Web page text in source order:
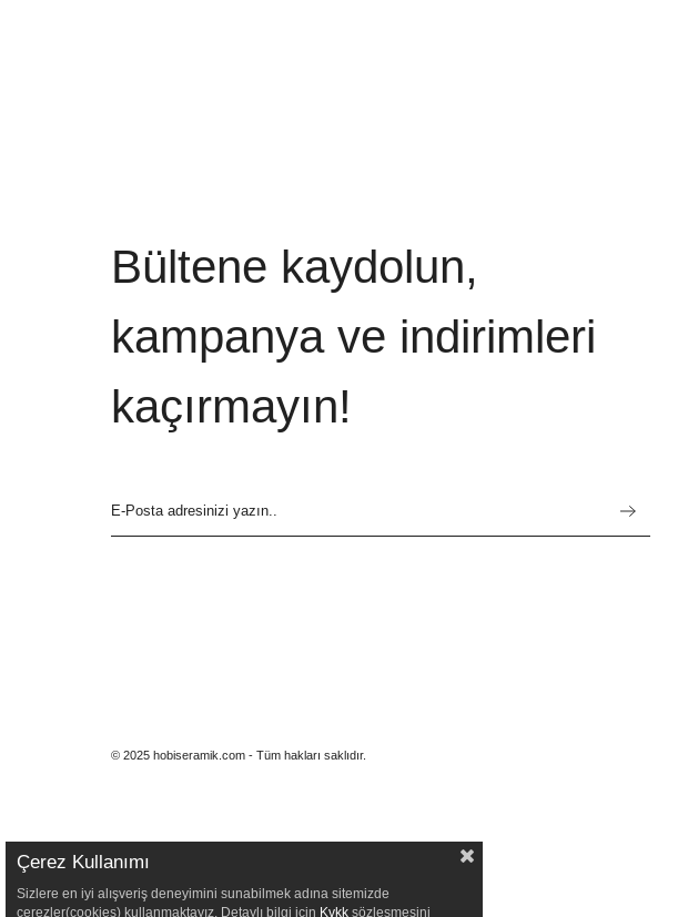
Bültene kaydolun,
kampanya ve indirimleri
kaçırmayın!
© 2025 hobiseramik.com - Tüm hakları saklıdır.
Çerez Kullanımı
Sizlere en iyi alışveriş deneyimini sunabilmek adına sitemizde
çerezler(cookies) kullanmaktayız. Detaylı bilgi için Kvkk sözleşmesini